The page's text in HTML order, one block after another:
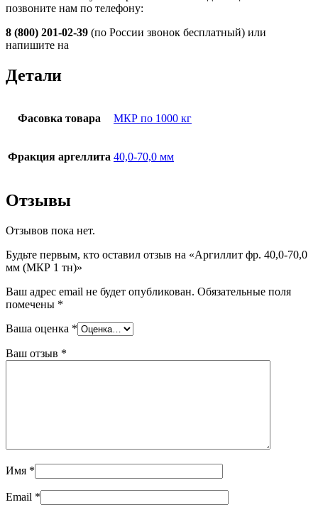
позвоните нам по телефону:
8 (800) 201-02-39 (по России звонок бесплатный) или
напишите на
Детали
Фасовка товара МКР по 1000 кг
Фракция аргеллита 40,0-70,0 мм
Отзывы
Отзывов пока нет.
Будьте первым, кто оставил отзыв на «Аргиллит фр. 40,0-70,0
мм (МКР 1 тн)»
Ваш адрес email не будет опубликован. Обязательные поля
помечены *
Ваша оценка *
Ваш отзыв *
Имя *
Email *